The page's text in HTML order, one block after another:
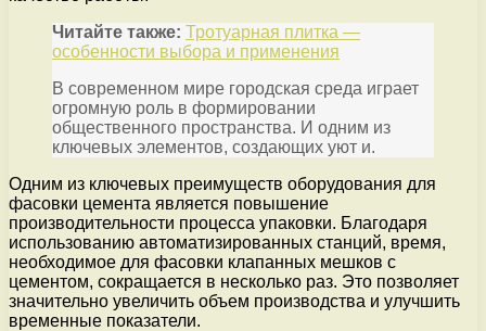
Читайте также: Тротуарная плитка —
особенности выбора и применения
В современном мире городская среда играет
огромную роль в формировании
общественного пространства. И одним из
ключевых элементов, создающих уют и.
Одним из ключевых преимуществ оборудования для
фасовки цемента является повышение
производительности процесса упаковки. Благодаря
использованию автоматизированных станций, время,
необходимое для фасовки клапанных мешков с
цементом, сокращается в несколько раз. Это позволяет
значительно увеличить объем производства и улучшить
временные показатели.